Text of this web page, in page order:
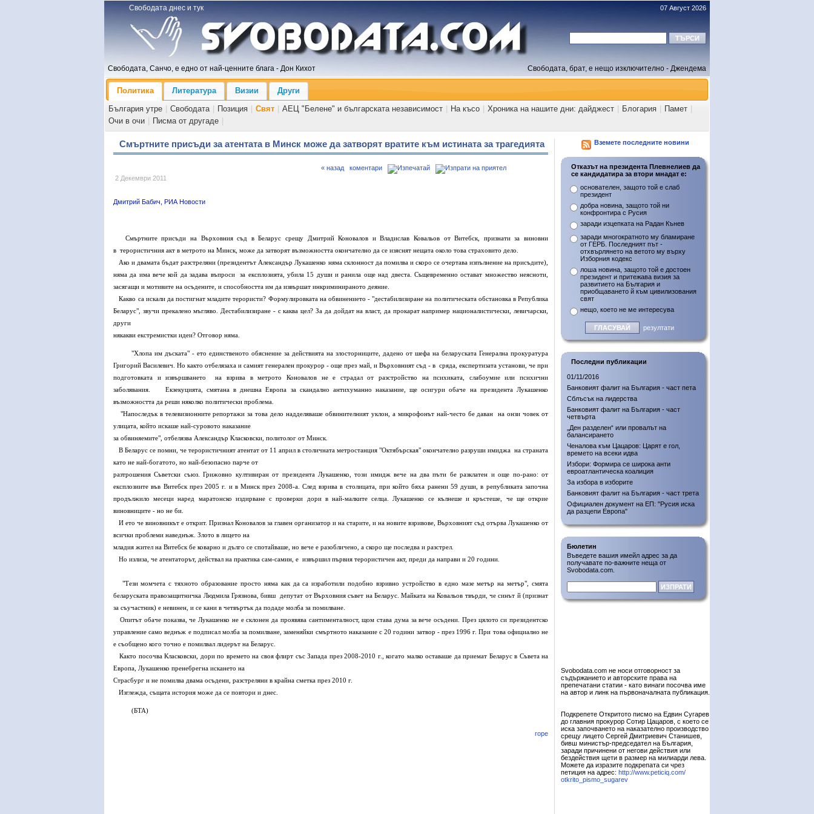
Свободата днес и тук 07 Август 2026
Свободата, Санчо, е едно от най-ценните блага - Дон Кихот Свободата, брат, е нещо изключително - Джендема
Политика Литература Визии
Други
България утре
Свободата Позиция Свят АЕЦ "Белене" и българската независимост На късо Хроника на нашите дни: дайджест Блогария Памет
Очи в очи
Писма от другаде
Смъртните присъди за атентата в Минск може да затворят вратите към истината за трагедията
2 Декември 2011
« назад коментари
Дмитрий Бабич, РИА Новости
Смъртните присъди на Върховния съд в Беларус срещу Дмитрий Коновалов и Владислав Ковальов от Витебск, признати за виновни
в терористичния акт в метрото на Минск, може да затворят възможността окончателно да се изяснят нещата около това страховито дело.
Ако и двамата бъдат разстреляни (президентът Александър Лукашенко няма склонност да помилва и скоро се очертава изпълнение на присъдите),
няма да има вече кой да задава въпроси за експлозията, убила 15 души и ранила още над двеста. Същевременно остават множество неясноти,
засягащи и мотивите на осъдените, и способността им да извършат инкриминираното деяние.
Какво са искали да постигнат младите терористи? Формулировката на обвинението - "дестабилизиране на политическата обстановка в Република
Беларус", звучи прекалено мъгляво. Дестабилизиране - с каква цел? За да дойдат на власт, да прокарат например националистически, левичарски,
други
някакви екстремистки идеи? Отговор няма.
"Хлопа им дъската" - ето единственото обяснение за действията на злосторниците, дадено от шефа на беларуската Генерална прокуратура
Григорий Василевич. Но както отбелязаха и самият генерален прокурор - още през май, и Върховният съд - в сряда, експертизата установи, че при
подготовката и извършването на взрива в метрото Коновалов не е страдал от разстройство на психиката, слабоумие или психични
заболявания. Екзекуцията, смятана в днешна Европа за скандално антихуманно наказание, ще осигури обаче на президента Лукашенко
възможността да реши няколко политически проблема.
"Напоследък в телевизионните репортажи за това дело надделяваше обвинителният уклон, а микрофонът най-често бе даван на онзи човек от
улицата, който искаше най-суровото наказание
за обвиняемите", отбелязва Александър Класковски, политолог от Минск.
В Беларус се помни, че терористичният атентат от 11 април в столичната метростанция "Октябърская" окончателно разруши имиджа на страната
като не най-богатото, но най-безопасно парче от
разтрошения Съветски съюз. Грижовно култивиран от президента Лукашенко, този имидж вече на два пъти бе разклатен и още по-рано: от
експлозиите във Витебск през 2005 г. и в Минск през 2008-а. След взрива в столицата, при който бяха ранени 59 души, в републиката започна
продължило месеци наред маратонско издирване с проверки дори в най-малките селца. Лукашенко се кълнеше и кръстеше, че ще открие
виновниците - но не би.
И ето че виновникът е открит. Признал Коновалов за главен организатор и на старите, и на новите взривове, Върховният съд отърва Лукашенко от
всички проблеми наведнъж. Злото в лицето на
младия жител на Витебск бе коварно и дълго се спотайваше, но вече е разобличено, а скоро ще последва и разстрел.
Но излиза, че атентаторът, действал на практика сам-самин, е извършил първия терористичен акт, преди да направи и 20 години.
"Тези момчета с тяхното образование просто няма как да са изработили подобно взривно устройство в едно мазе метър на метър", смята
беларуската правозащитничка Людмила Грязнова, бивш депутат от Върховния съвет на Беларус. Майката на Ковальов твърди, че синът й (признат
за съучастник) е невинен, и се кани в четвъртък да подаде молба за помилване.
Опитът обаче показва, че Лукашенко не е склонен да проявява сантименталност, щом става дума за вече осъдени. През цялото си президентско
управление само веднъж е подписал молба за помилване, заменяйки смъртното наказание с 20 години затвор - през 1996 г. При това официално не
е съобщено кого точно е помилвал лидерът на Беларус.
Както посочва Класковски, дори по времето на своя флирт със Запада през 2008-2010 г., когато малко оставаше да приемат Беларус в Съвета на
Европа, Лукашенко пренебрегна искането на
Страсбург и не помилва двама осъдени, разстреляни в крайна сметка през 2010 г.
Изглежда, същата история може да се повтори и днес.
(БТА)
горе
Вземете последните новини
Отказът на президента Плевнелиев да
се кандидатира за втори мнадат е:
основателен, защото той е слаб
президент
добра новина, защото той ни
конфронтира с Русия
заради изцепката на Радан Кънев
заради многократното му бламиране
от ГЕРБ. Последният път -
отхвърлянето на ветото му върху
Изборния кодекс
лоша новина, защото той е достоен
президент и притежава визия за
развитието на България и
приобщаването й към цивилизования
свят
нещо, което не ме интересува
резултати
Последни публикации
01/11/2016
Банковият фалит на България - част пета
Сблъсък на лидерства
Банковият фалит на България - част
четвърта
„Ден разделен“ или провалът на
балансирането
Ченалова към Цацаров: Царят е гол,
времето на всеки идва
Избори: Формира се широка анти
евроатлантическа коалиция
За избора в изборите
Банковият фалит на България - част трета
Официален документ на ЕП: "Русия иска
да разцепи Европа"
Бюлетин
Въведете вашия имейл адрес за да
получавате по-важните неща от
Svobodata.com.
Svobodata.com не носи отговорност за
съдържанието и авторските права на
препечатани статии - като винаги посочва име
на автор и линк на първоначалната публикация.
Подкрепете Откритото писмо на Едвин Сугарев
до главния прокурор Сотир Цацаров, с което се
иска започването на наказателно производство
срещу лицето Сергей Дмитриевич Станишев,
бивш министър-председател на България,
заради причинени от негови действия или
бездействия щети в размер на милиарди лева.
Можете да изразите подкрепата си чрез
петиция на адрес: http://www.peticiq.com/
otkrito_pismo_sugarev